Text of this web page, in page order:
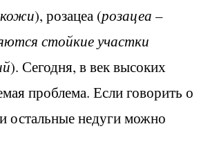
кожи), розацеа (розацеа –
стойкие участки
). Сегодня, в век высоких
проблема. Если говорить о
остальные недуги можно